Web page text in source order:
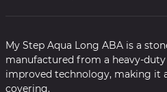
My Step Aqua Long ABA is a
manufactured from a heavy-
improved technology, making it
covering.